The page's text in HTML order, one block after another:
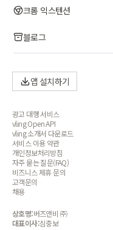
크롬 익스텐션
블로그
앱 설치하기
광고 대행 서비스
vling Open API
vling 소개서 다운로드
서비스 이용 약관
개인정보처리방침
자주 묻는 질문(FAQ)
비즈니스 제휴 문의
고객문의
채용
상호명:버즈앤비 ㈜
대표이사:심충보